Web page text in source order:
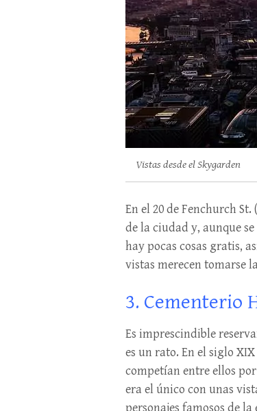
Vistas desde el Skygarden
En el 20 de Fenchurch
de la ciudad y, aunque
hay pocas cosas gratis,
vistas merecen tomarse
3. Cementerio
Es imprescindible
es un rato. En el siglo
competían entre ellos
era el único con unas
personajes famosos de